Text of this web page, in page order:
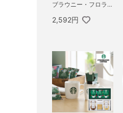
ブラウニー・フロラン
2,592円